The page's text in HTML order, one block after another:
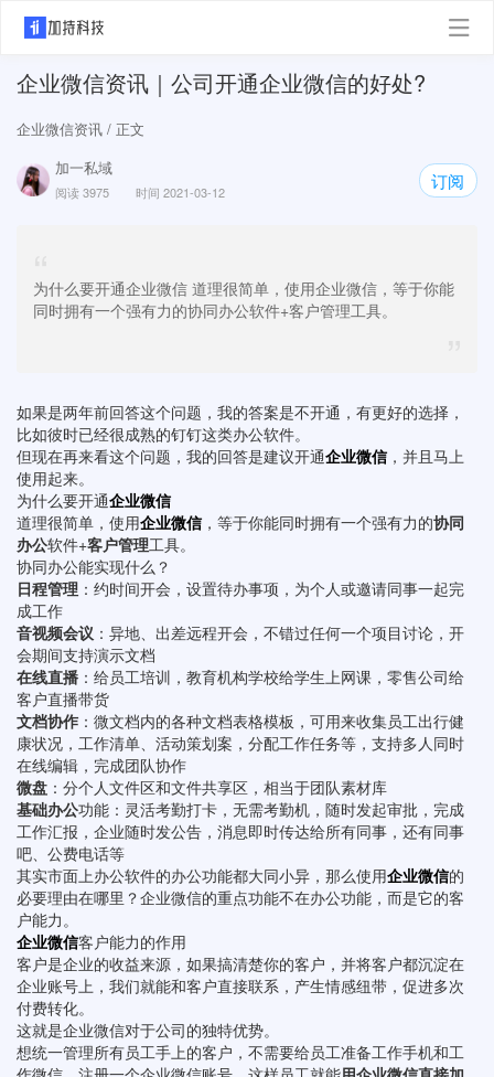
企业微信资讯｜公司开通企业微信的好处?
企业微信资讯 / 正文
加一私域
阅读 3975 时间 2021-03-12
订阅
“
为什么要开通企业微信 道理很简单，使用企业微信，等于你能
同时拥有一个强有力的协同办公软件+客户管理工具。
如果是两年前回答这个问题，我的答案是不开通，有更好的选择，
比如彼时已经很成熟的钉钉这类办公软件。
但现在再来看这个问题，我的回答是建议开通企业微信，并且马上
使用起来。
为什么要开通企业微信
道理很简单，使用企业微信，等于你能同时拥有一个强有力的协同
办公软件+客户管理工具。
协同办公能实现什么？
日程管理 ：约时间开会，设置待办事项，为个人或邀请同事一起完
成工作
音视频会议 ：异地、出差远程开会，不错过任何一个项目讨论，开
会期间支持演示文档
在线直播 ：给员工培训，教育机构学校给学生上网课，零售公司给
客户直播带货
文档协作 ：微文档内的各种文档表格模板，可用来收集员工出行健
康状况，工作清单、活动策划案，分配工作任务等，支持多人同时
在线编辑，完成团队协作
微盘 ：分个人文件区和文件共享区，相当于团队素材库
基础办公功能：灵活考勤打卡，无需考勤机，随时发起审批，完成
工作汇报，企业随时发公告，消息即时传达给所有同事，还有同事
吧、公费电话等
其实市面上办公软件的办公功能都大同小异，那么使用企业微信的
必要理由在哪里？企业微信的重点功能不在办公功能，而是它的客
户能力。
企业微信客户能力的作用
客户是企业的收益来源，如果搞清楚你的客户，并将客户都沉淀在
企业账号上，我们就能和客户直接联系，产生情感纽带，促进多次
付费转化。
这就是企业微信对于公司的独特优势。
想统一管理所有员工手上的客户，不需要给员工准备工作手机和工